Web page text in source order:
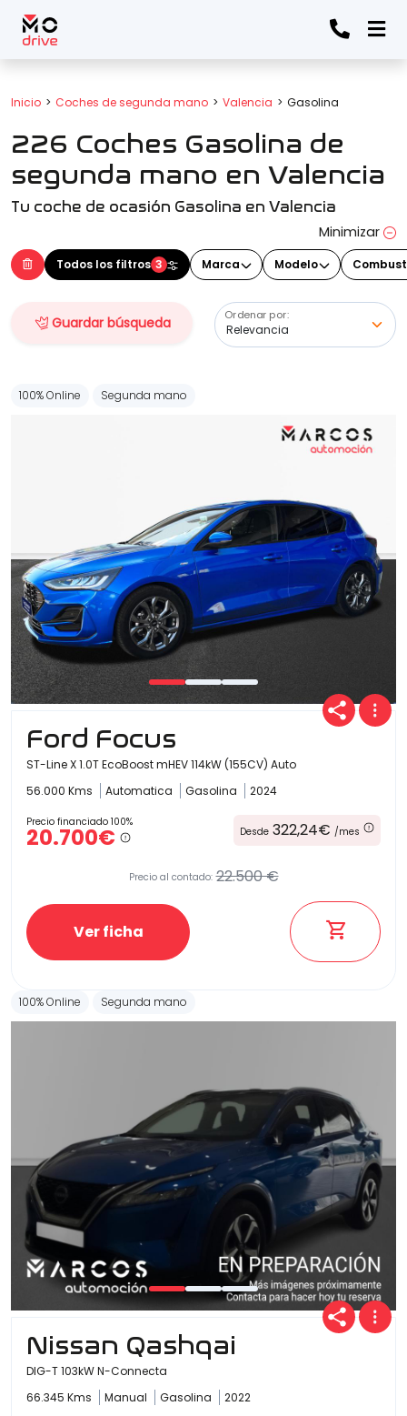
Inicio Coches de segunda mano Valencia Gasolina
226 Coches Gasolina de
segunda mano en Valencia
Tu coche de ocasión Gasolina en Valencia
Minimizar
Todos los filtros 3 Marca Modelo
Guardar búsqueda Ordenar por:
Todos los filtros
Marca
(Elige una o varias marcas)
(Elige uno o varios modelos)
Precio
Año
Kilómetros
Combustible
(Elige una o varias opciones)
Etiqueta medioambiental
Transmisión
Carrocería
100% Online Segunda mano
Ford Focus
ST-Line X 1.0T EcoBoost mHEV 114kW (155CV) Auto
56.000 Kms
Automatica Gasolina 2024
Precio financiado 100%
20.700€ Desde 322,24€ /mes
Precio al contado: 22.500 €
Ver ficha
100% Online Segunda mano
Nissan Qashqai
DIG-T 103kW N-Connecta
66.345 Kms
Manual Gasolina 2022